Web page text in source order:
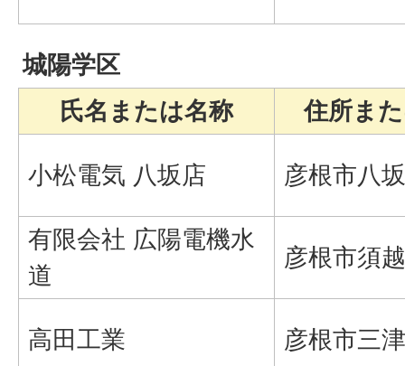
城陽学区
氏名または名称
住所ま
小松電気 八坂店 彦根市八
有限会社 広陽電機水
道
彦根市須
高田工業 彦根市三